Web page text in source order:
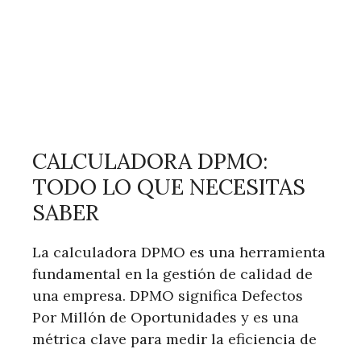
CALCULADORA DPMO:
TODO LO QUE NECESITAS
SABER
La calculadora DPMO es una herramienta
fundamental en la gestión de calidad de
una empresa. DPMO significa Defectos
Por Millón de Oportunidades y es una
métrica clave para medir la eficiencia de